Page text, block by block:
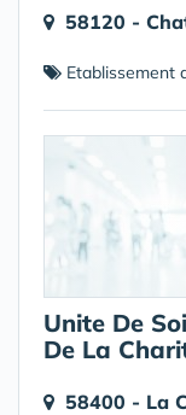
58120 -
Etablissement
Unite De
De La
58400 - La